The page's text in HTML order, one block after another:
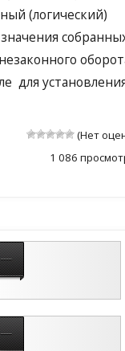
(логический)
для
(Нет
1 086